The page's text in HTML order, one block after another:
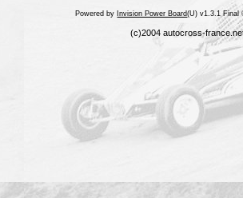
Powered by Invision Power Board(U) v1.3.1 Final
(c)2004 autocross-